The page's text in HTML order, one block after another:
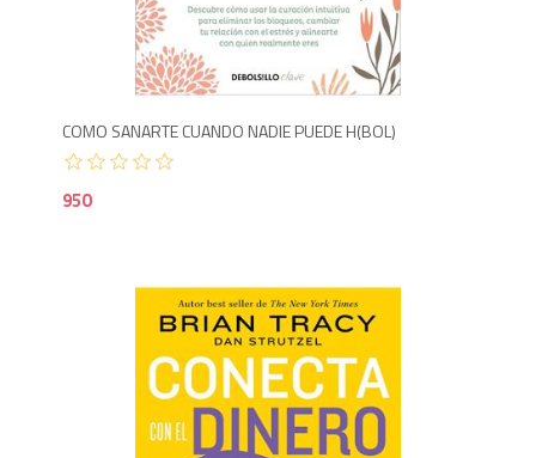
COMO SANARTE CUANDO NADIE PUEDE H(BOL)
950